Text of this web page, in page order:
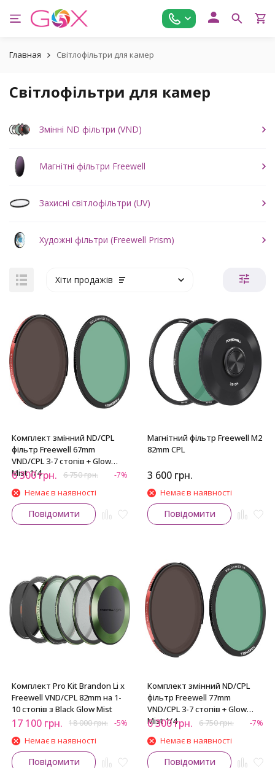
Главная Світлофільтри для камер
Світлофільтри для камер
Змінні ND фільтри (VND)
Магнітні фільтри Freewell
Захисні світлофільтри (UV)
Художні фільтри (Freewell Prism)
Хіти продажів
Комплект змінний ND/CPL
фільтр Freewell 67mm
VND/CPL 3-7 стопів + Glow
Mist 1/4
6 300грн. 6 750грн. -7%
Немає в наявності
Повідомити
Магнітний фільтр Freewell M2
82mm CPL
3 600 грн.
Немає в наявності
Повідомити
Комплект Pro Kit Brandon Li x
Freewell VND/CPL 82mm на 1-
10 стопів з Black Glow Mist
17 100 грн. 18 000грн. -5%
Немає в наявності
Повідомити
Комплект змінний ND/CPL
фільтр Freewell 77mm
VND/CPL 3-7 стопів + Glow
Mist 1/4
6 300грн. 6 750грн. -7%
Немає в наявності
Повідомити